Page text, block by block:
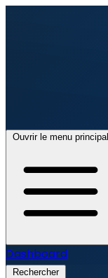
Ouvrir le menu principal
Dashboard
Rechercher